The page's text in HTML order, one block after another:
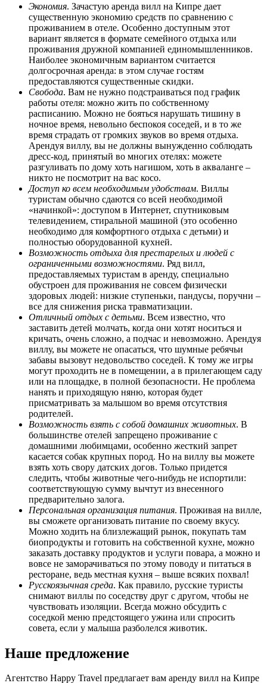
Экономия. Зачастую аренда вилл на Кипре дает
существенную экономию средств по сравнению с
проживанием в отеле. Особенно доступным этот
вариант является в формате семейного отдыха или
проживания дружной компанией единомышленников.
Наиболее экономичным вариантом считается
долгосрочная аренда: в этом случае гостям
предоставляются существенные скидки.
Свобода. Вам не нужно подстраиваться под график
работы отеля: можно жить по собственному
расписанию. Можно не бояться нарушать тишину в
ночное время, невольно беспокоя соседей, и в то же
время страдать от громких звуков во время отдыха.
Арендуя виллу, вы не должны вынужденно соблюдать
дресс-код, принятый во многих отелях: можете
разгуливать по дому хоть нагишом, хоть в акваланге –
никто не посмотрит на вас косо.
Доступ ко всем необходимым удобствам. Виллы
туристам обычно сдаются со всей необходимой
«начинкой»: доступом в Интернет, спутниковым
телевидением, стиральной машиной (это особенно
необходимо для комфортного отдыха с детьми) и
полностью оборудованной кухней.
Возможность отдыха для престарелых и людей с
ограниченными возможностями. Ряд вилл,
предоставляемых туристам в аренду, специально
обустроен для проживания не совсем физически
здоровых людей: низкие ступеньки, пандусы, поручни –
все для снижения риска травматизации.
Отличный отдых с детьми. Всем известно, что
заставить детей молчать, когда они хотят носиться и
кричать, очень сложно, а подчас и невозможно. Арендуя
виллу, вы можете не опасаться, что шумные ребячьи
забавы вызовут недовольство соседей. К тому же игры
могут проходить не в помещении, а в прилегающем саду
или на площадке, в полной безопасности. Не проблема
нанять и приходящую няню, которая будет
присматривать за малышом во время отсутствия
родителей.
Возможность взять с собой домашних животных. В
большинстве отелей запрещено проживание с
домашними любимцами, особенно жесткий запрет
касается собак крупных пород. Но на виллу вы можете
взять хоть свору датских догов. Только придется
следить, чтобы животные чего-нибудь не испортили:
соответствующую сумму вычтут из внесенного
предварительно залога.
Персональная организация питания. Проживая на вилле,
вы сможете организовать питание по своему вкусу.
Можно ходить на близлежащий рынок, покупать там
биопродукты и готовить на собственной кухне, можно
заказать доставку продуктов и услуги повара, а можно и
вовсе не заморачиваться по этому поводу и питаться в
ресторане, ведь местная кухня – выше всяких похвал!
Русскоязычная среда. Как правило, русские туристы
снимают виллы по соседству друг с другом, чтобы не
чувствовать изоляции. Всегда можно обсудить с
соседкой меню предстоящего ужина или спросить
совета, если у малыша разболелся животик.
Наше предложение
Агентство Happy Travel предлагает вам аренду вилл на Кипре